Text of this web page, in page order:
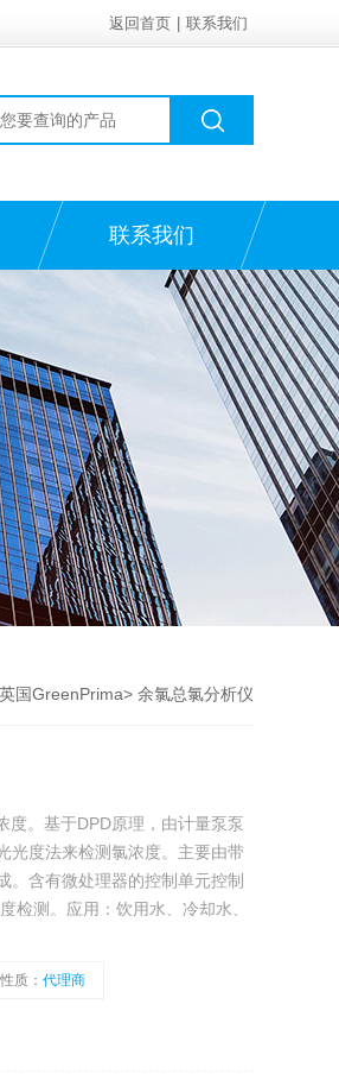
返回首页 联系我们
联系我们
英国GreenPrima> 余氯总氯分析仪
度。基于DPD原理，由计量泵泵
光度法来检测氯浓度。主要由带
。含有微处理器的控制单元控制
检测。应用：饮用水、冷却水、
质： 代理商